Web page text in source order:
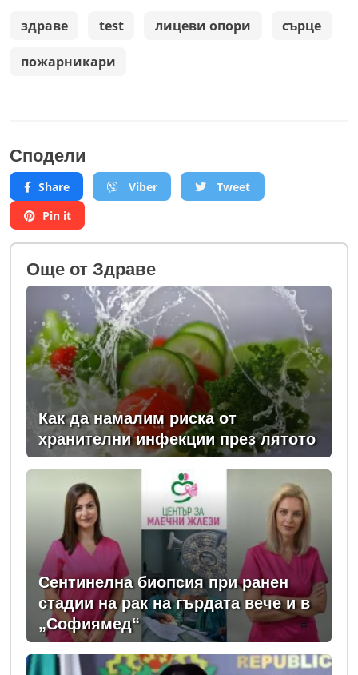
здраве test лицеви опори сърце
пожарникари
Сподели
Share Viber
Tweet
Pin it
Oще от Здраве
Как да намалим риска от
хранителни инфекции през лятото
Сентинелна биопсия при ранен
стадии на рак на гърдата вече и в
„Софиямед“